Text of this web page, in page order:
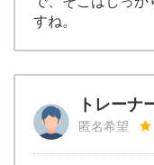
すね。
トレーナ
匿名希望